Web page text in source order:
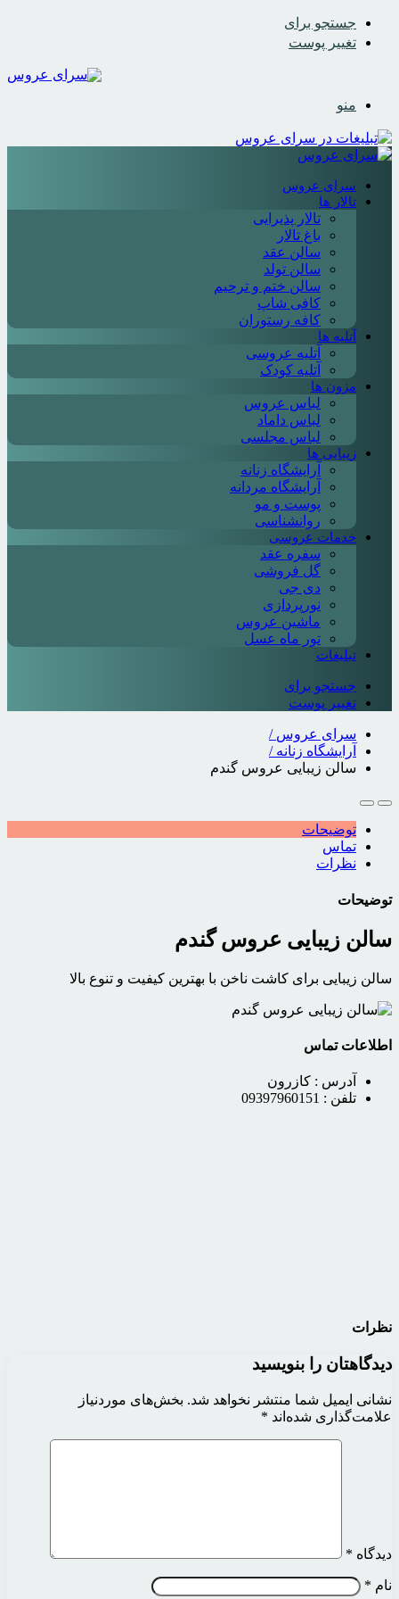
جستجو برای
تغییر پوست
منو
سرای عروس
تالار ها
تالار پذیرایی
باغ تالار
سالن عقد
سالن تولد
سالن ختم و ترحیم
کافی شاپ
کافه رستوران
آتلیه ها
آتلیه عروسی
آتلیه کودک
مزون ها
لباس عروس
لباس داماد
لباس مجلسی
زیبایی ها
آرایشگاه زنانه
آرایشگاه مردانه
پوست و مو
روانشناسی
خدمات عروسی
سفره عقد
گل فروشی
دی جی
نورپردازی
ماشین عروس
تور ماه عسل
تبلیغات
جستجو برای
تغییر پوست
سرای عروس /
آرایشگاه زنانه /
سالن زیبایی عروس گندم
توضیحات
تماس
نظرات
توضیحات
سالن زیبایی عروس گندم
سالن زیبایی برای کاشت ناخن با بهترین کیفیت و تنوع بالا
اطلاعات تماس
آدرس : كازرون
تلفن : 09397960151
نظرات
دیدگاهتان را بنویسید
نشانی ایمیل شما منتشر نخواهد شد. بخش‌های موردنیاز
علامت‌گذاری شده‌اند *
دیدگاه *
نام *